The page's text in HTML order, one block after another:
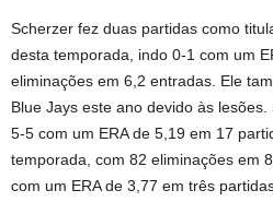
Scherzer fez duas partidas como
desta temporada, indo 0-1 com um
eliminações em 6,2 entradas. Ele
Blue Jays este ano devido às
5-5 com um ERA de 5,19 em 17
temporada, com 82 eliminações em
com um ERA de 3,77 em três